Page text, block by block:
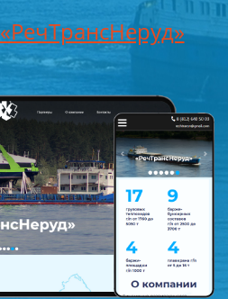
«РечТрансНеруд»